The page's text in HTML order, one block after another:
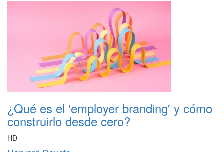
¿Qué es el 'employer branding' y cómo
construirlo desde cero?
HD